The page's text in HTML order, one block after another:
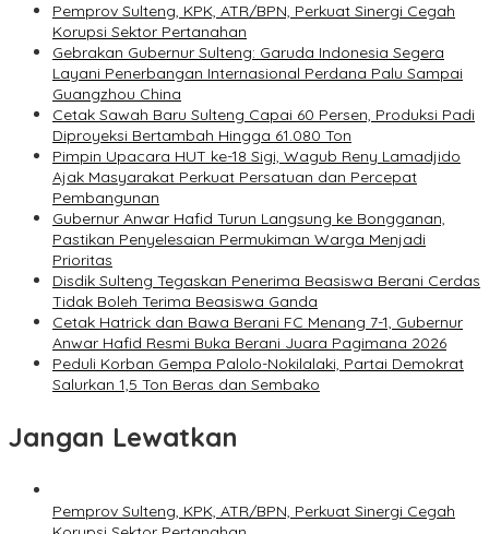
Pemprov Sulteng, KPK, ATR/BPN, Perkuat Sinergi Cegah
Korupsi Sektor Pertanahan
Gebrakan Gubernur Sulteng: Garuda Indonesia Segera
Layani Penerbangan Internasional Perdana Palu Sampai
Guangzhou China
Cetak Sawah Baru Sulteng Capai 60 Persen, Produksi Padi
Diproyeksi Bertambah Hingga 61.080 Ton
Pimpin Upacara HUT ke-18 Sigi, Wagub Reny Lamadjido
Ajak Masyarakat Perkuat Persatuan dan Percepat
Pembangunan
Gubernur Anwar Hafid Turun Langsung ke Bongganan,
Pastikan Penyelesaian Permukiman Warga Menjadi
Prioritas
Disdik Sulteng Tegaskan Penerima Beasiswa Berani Cerdas
Tidak Boleh Terima Beasiswa Ganda
Cetak Hatrick dan Bawa Berani FC Menang 7-1, Gubernur
Anwar Hafid Resmi Buka Berani Juara Pagimana 2026
Peduli Korban Gempa Palolo-Nokilalaki, Partai Demokrat
Salurkan 1,5 Ton Beras dan Sembako
Jangan Lewatkan
Pemprov Sulteng, KPK, ATR/BPN, Perkuat Sinergi Cegah